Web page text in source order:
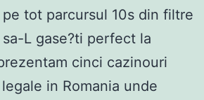
tot parcursul 10s din filtre
L gase?ti perfect la
cinci cazinouri
in Romania unde